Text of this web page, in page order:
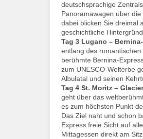
deutschsprachige
Panoramawagen über
dabei blicken Sie dreimal
geschichtliche
Tag 3 Lugano –
entlang des
berühmte Bernina-
zum UNESCO-Welterbe
Albulatal und seinen
Tag 4 St. Moritz –
geht über das
es zum höchsten Punkt
Das Ziel naht und schon
Express freie Sicht auf
Mittagessen direkt am